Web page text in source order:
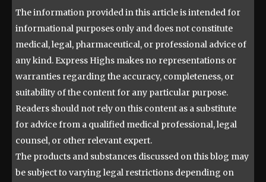
The information provided in this article is intended for
informational purposes only and does not constitute
medical, legal, pharmaceutical, or professional advice of
any kind. Express Highs makes no representations or
warranties regarding the accuracy, completeness, or
suitability of the content for any particular purpose.
Readers should not rely on this content as a substitute
for advice from a qualified medical professional, legal
counsel, or other relevant expert.
The products and substances discussed on this blog may
be subject to varying legal restrictions depending on